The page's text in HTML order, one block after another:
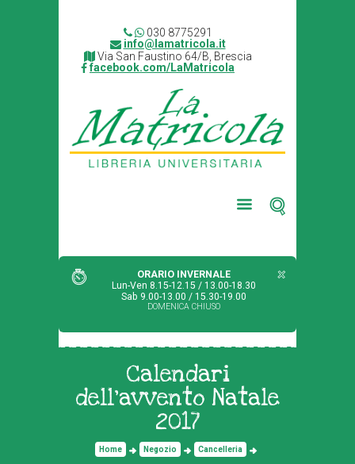
030 8775291
info@lamatricola.it
Via San Faustino 64/B, Brescia
facebook.com/LaMatricola
ORARIO INVERNALE
Lun-Ven 8.15-12.15 / 13.00-18.30
Sab 9.00-13.00 / 15.30-19.00
DOMENICA CHIUSO
Calendari
dell’avvento Natale
2017
Home Negozio Cancelleria